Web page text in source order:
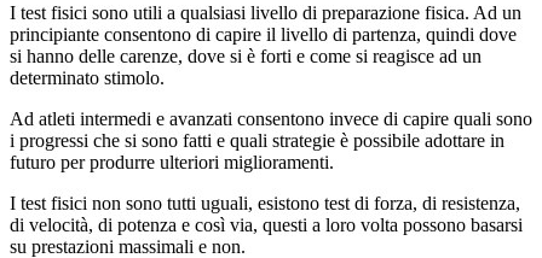
I test fisici sono utili a qualsiasi livello di preparazione fisica. Ad un
principiante consentono di capire il livello di partenza, quindi dove
si hanno delle carenze, dove si è forti e come si reagisce ad un
determinato stimolo.
Ad atleti intermedi e avanzati consentono invece di capire quali sono
i progressi che si sono fatti e quali strategie è possibile adottare in
futuro per produrre ulteriori miglioramenti.
I test fisici non sono tutti uguali, esistono test di forza, di resistenza,
di velocità, di potenza e così via, questi a loro volta possono basarsi
su prestazioni massimali e non.